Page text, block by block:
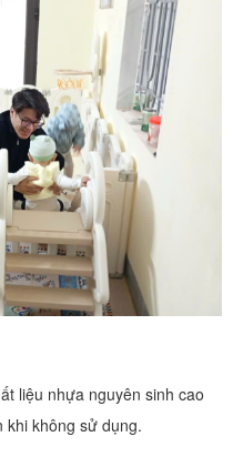
liệu nhựa nguyên sinh cao
khi không sử dụng.